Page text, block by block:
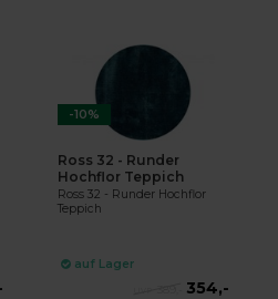
-10%
Ross 32 - Runder
Hochflor Teppich
Ross 32 - Runder Hochflor
Teppich
auf Lager
354,-